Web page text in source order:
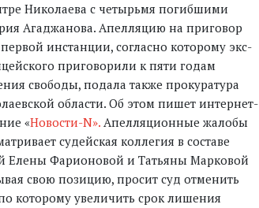
Николаева с четырьмя погибшими
Агаджанова. Апелляцию на приговор
инстанции, согласно которому экс-
приговорили к пяти годам
свободы, подала также прокуратура
области. Об этом пишет интернет-
«Новости-N». Апелляционные жалобы
судейская коллегия в составе
Елены Фарионовой и Татьяны Марковой
свою позицию, просит суд отменить
которому увеличить срок лишения